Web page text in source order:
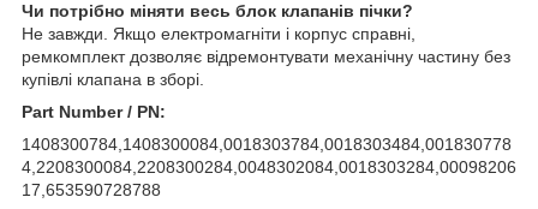
Чи потрібно міняти весь блок клапанів пічки?
Не завжди. Якщо електромагніти і корпус справні,
ремкомплект дозволяє відремонтувати механічну частину без
купівлі клапана в зборі.
Part Number / PN:
1408300784,1408300084,0018303784,0018303484,001830778
4,2208300084,2208300284,0048302084,0018303284,00098206
17,653590728788